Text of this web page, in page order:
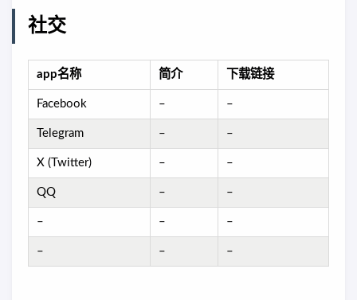
社交
app名称 简介 下载链接
Facebook – –
Telegram – –
X (Twitter) – –
QQ – –
– – –
– – –